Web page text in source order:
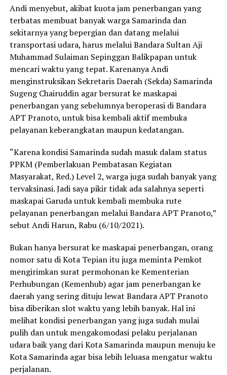
Andi menyebut, akibat kuota jam penerbangan yang
terbatas membuat banyak warga Samarinda dan
sekitarnya yang bepergian dan datang melalui
transportasi udara, harus melalui Bandara Sultan Aji
Muhammad Sulaiman Sepinggan Balikpapan untuk
mencari waktu yang tepat. Karenanya Andi
menginstruksikan Sekretaris Daerah (Sekda) Samarinda
Sugeng Chairuddin agar bersurat ke maskapai
penerbangan yang sebelumnya beroperasi di Bandara
APT Pranoto, untuk bisa kembali aktif membuka
pelayanan keberangkatan maupun kedatangan.
“Karena kondisi Samarinda sudah masuk dalam status
PPKM (Pemberlakuan Pembatasan Kegiatan
Masyarakat, Red.) Level 2, warga juga sudah banyak yang
tervaksinasi. Jadi saya pikir tidak ada salahnya seperti
maskapai Garuda untuk kembali membuka rute
pelayanan penerbangan melalui Bandara APT Pranoto,”
sebut Andi Harun, Rabu (6/10/2021).
Bukan hanya bersurat ke maskapai penerbangan, orang
nomor satu di Kota Tepian itu juga meminta Pemkot
mengirimkan surat permohonan ke Kementerian
Perhubungan (Kemenhub) agar jam penerbangan ke
daerah yang sering dituju lewat Bandara APT Pranoto
bisa diberikan slot waktu yang lebih banyak. Hal ini
melihat kondisi penerbangan yang juga sudah mulai
pulih dan untuk mengakomodasi pelaku perjalanan
udara baik yang dari Kota Samarinda maupun menuju ke
Kota Samarinda agar bisa lebih leluasa mengatur waktu
perjalanan.